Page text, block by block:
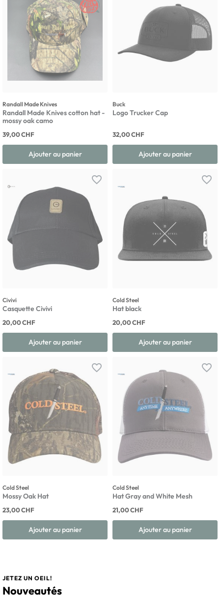
Randall Made Knives
Randall Made Knives cotton hat -
mossy oak camo
39,00 CHF
Ajouter au panier
Buck
Logo Trucker Cap
32,00 CHF
Ajouter au panier
favorite_border
Civivi
Casquette Civivi
20,00 CHF
Ajouter au panier
favorite_border
Cold Steel
Hat black
20,00 CHF
Ajouter au panier
favorite_border
Cold Steel
Mossy Oak Hat
23,00 CHF
Ajouter au panier
favorite_border
Cold Steel
Hat Gray and White Mesh
21,00 CHF
Ajouter au panier
JETEZ UN OEIL!
Nouveautés